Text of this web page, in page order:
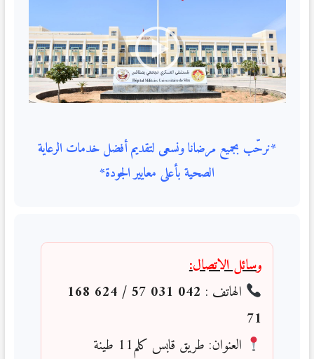
*نرحّب بجميع مرضانا ونسعى لتقديم أفضل خدمات الرعاية
الصحية بأعلى معايير الجودة*
وسائل الاتصال:
الهاتف :
042 031 57 / 624 168
71
العنوان: طريق قابس كلم11 طينة